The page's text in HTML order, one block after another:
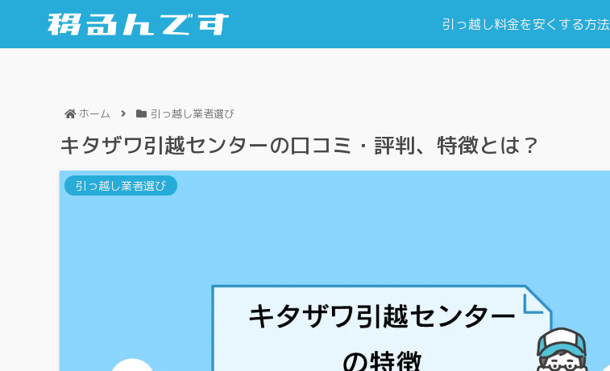
引っ越し料金を安くする方法
ホーム 引っ越し業者選び
キタザワ引越センターの口コミ・評判、特徴とは？
引っ越し業者選び